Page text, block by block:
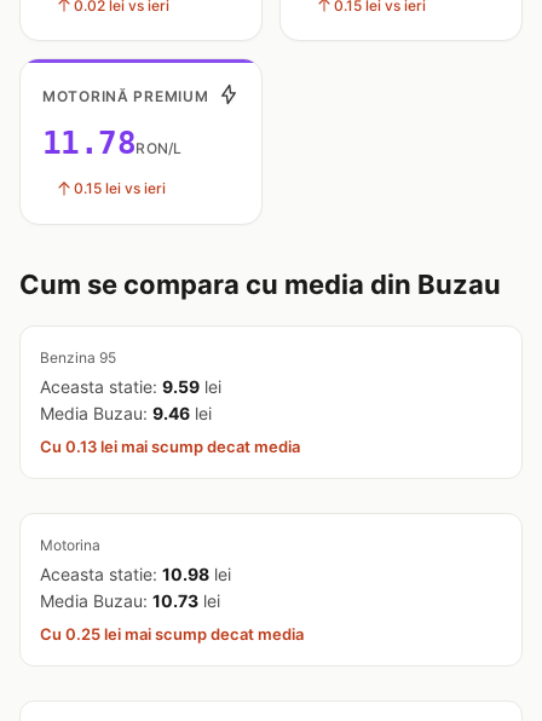
0.02 lei vs ieri 0.15 lei vs ieri
MOTORINĂ PREMIUM
11.78RON/L
0.15 lei vs ieri
Cum se compara cu media din Buzau
Benzina 95
Aceasta statie: 9.59 lei
Media Buzau: 9.46 lei
Cu 0.13 lei mai scump decat media
Motorina
Aceasta statie: 10.98 lei
Media Buzau: 10.73 lei
Cu 0.25 lei mai scump decat media